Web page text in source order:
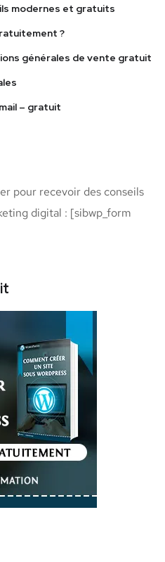
modernes et gratuits
?
générales de vente gratuit
– gratuit
pour recevoir des conseils
digital : [sibwp_form